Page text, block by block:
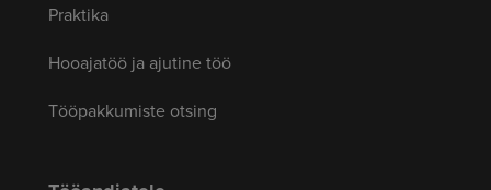
Praktika
Hooajatöö ja ajutine töö
Tööpakkumiste otsing